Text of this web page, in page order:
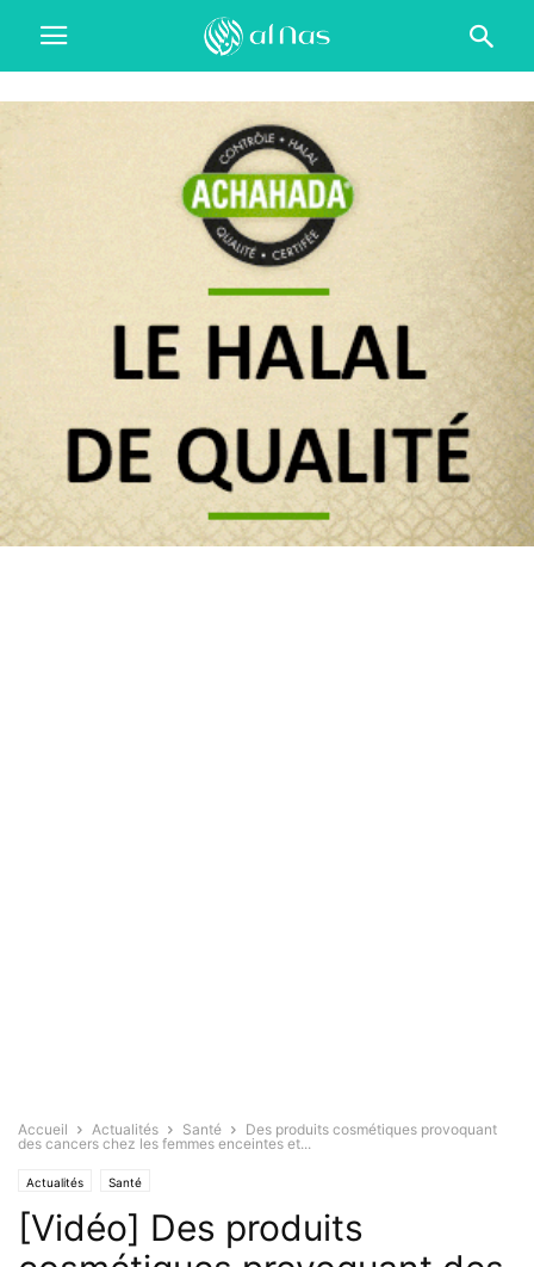
Accueil Actualités Santé
Des produits cosmétiques provoquant
des cancers chez les femmes enceintes et...
Actualités Santé
[Vidéo] Des produits